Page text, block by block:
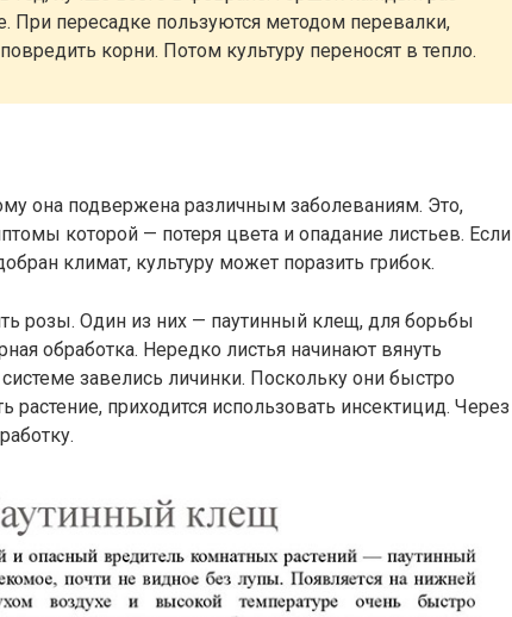
При пересадке пользуются методом перевалки,
корни. Потом культуру переносят в тепло.
она подвержена различным заболеваниям. Это,
которой — потеря цвета и опадание листьев. Если
климат, культуру может поразить грибок.
розы. Один из них — паутинный клещ, для борьбы
обработка. Нередко листья начинают вянуть
завелись личинки. Поскольку они быстро
растение, приходится использовать инсектицид. Через